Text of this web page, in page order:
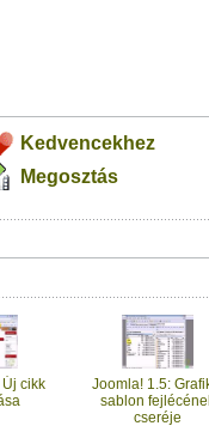
Kedvencekhez
Megosztás
- 2.rész" című videótipp
Üzenet (opcionális):
sem.
cikk
Joomla! 1.5:
sablon
cseréje